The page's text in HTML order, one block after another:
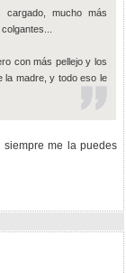
mucho más
con más pellejo y los
la madre, y todo eso le
me la puedes